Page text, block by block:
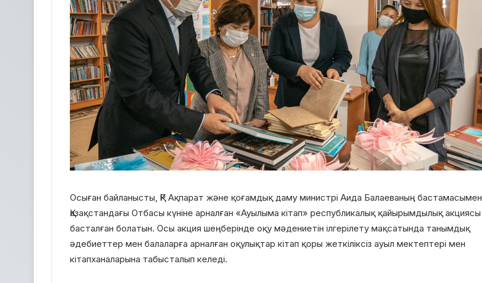
Осыған байланысты, ҚР Ақпарат және қоғамдық даму министрі Аида Балаеваның бастамасымен
Қазақстандағы Отбасы күніне арналған «Ауылыма кітап» республикалық қайырымдылық акциясы
басталған болатын. Осы акция шеңберінде оқу мәдениетін ілгерілету мақсатында танымдық
әдебиеттер мен балаларға арналған оқулықтар кітап қоры жеткіліксіз ауыл мектептері мен
кітапханаларына табысталып келеді.